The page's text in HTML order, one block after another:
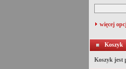
więcej
Koszyk
Koszyk jest